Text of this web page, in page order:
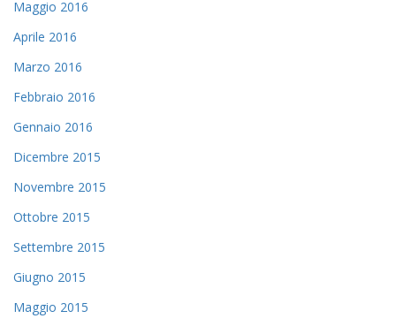
Maggio 2016
Aprile 2016
Marzo 2016
Febbraio 2016
Gennaio 2016
Dicembre 2015
Novembre 2015
Ottobre 2015
Settembre 2015
Giugno 2015
Maggio 2015